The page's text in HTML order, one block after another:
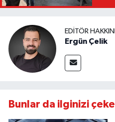
EDITÖR
Ergün Çelik
Bunlar da ilginizi